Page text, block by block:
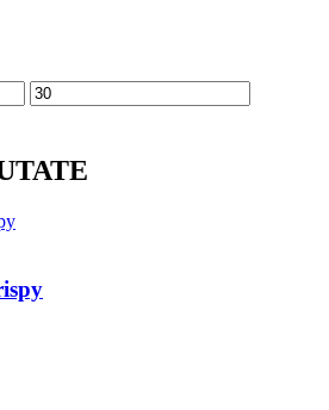
Preț
maxim